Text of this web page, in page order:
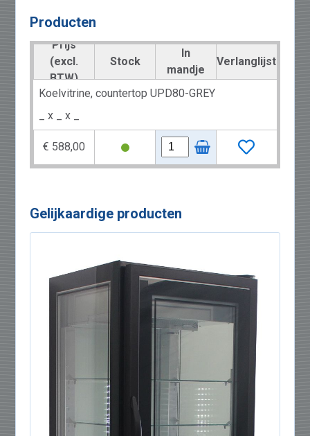
Producten
Prijs
(excl.
BTW)
Stock
In
mandje
Verlanglijst
Koelvitrine, countertop UPD80-GREY
_ x _ x _
€ 588,00
Gelijkaardige producten